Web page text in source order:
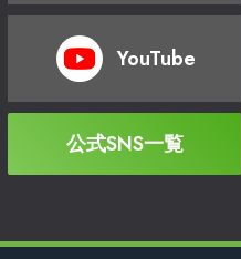
YouTube
公式SNS一覧